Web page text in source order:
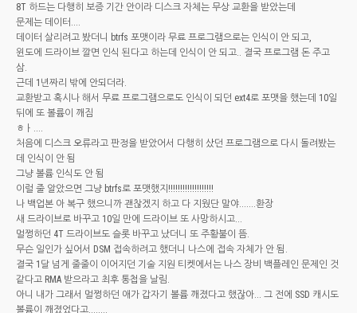
8T 하드는 다행히 보증 기간 안이라 디스크 자체는 무상 교환을 받았는데
문제는 데이터....
데이터 살리려고 봤더니 btrfs 포맷이라 무료 프로그램으로는 인식이 안 되고,
윈도에 드라이브 깔면 인식 된다고 하는데 인식이 안 되고.. 결국 프로그램 돈 주고
삼.
근데 1년짜리 밖에 안되더라.
교환받고 혹시나 해서 무료 프로그램으로도 인식이 되던 ext4로 포맷을 했는데 10일
뒤에 또 볼륨이 깨짐
ㅎㅏ....
처음에 디스크 오류라고 판정을 받았어서 다행히 샀던 프로그램으로 다시 돌려봤는
데 인식이 안 됨
그냥 볼륨 인식도 안 됨
이럴 줄 알았으면 그냥 btrfs로 포맷했지!!!!!!!!!!!!!!!!!!!
나 백업본 아 복구 했으니까 괜찮겠지 하고 다 지웠단 말야.......환장
새 드라이브로 바꾸고 10일 만에 드라이브 또 사망하시고...
멀쩡하던 4T 드라이브도 슬롯 바꾸고 났더니 또 주황불이 뜸.
무슨 일인가 싶어서 DSM 접속하려고 했더니 나스에 접속 자체가 안 됨.
결국 1달 넘게 줄줄이 이어지던 기술 지원 티켓에서는 나스 장비 백플레인 문제인 것
같다고 RMA 받으라고 최후 통첩을 날림.
아니 내가 그래서 멀쩡하던 애가 갑자기 볼륨 깨졌다고 했잖아... 그 전에 SSD 캐시도
볼륨이 깨졌었다고........